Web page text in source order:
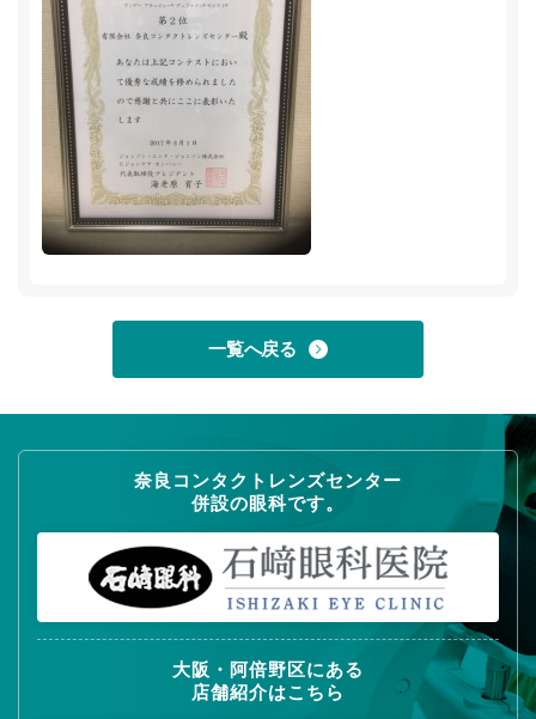
一覧へ戻る
奈良コンタクトレンズセンター
併設の眼科です。
大阪・阿倍野区にある
店舗紹介はこちら